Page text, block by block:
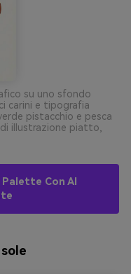
su uno sfondo
carini e tipografia
pistacchio e pesca
illustrazione piatto,
Con AI